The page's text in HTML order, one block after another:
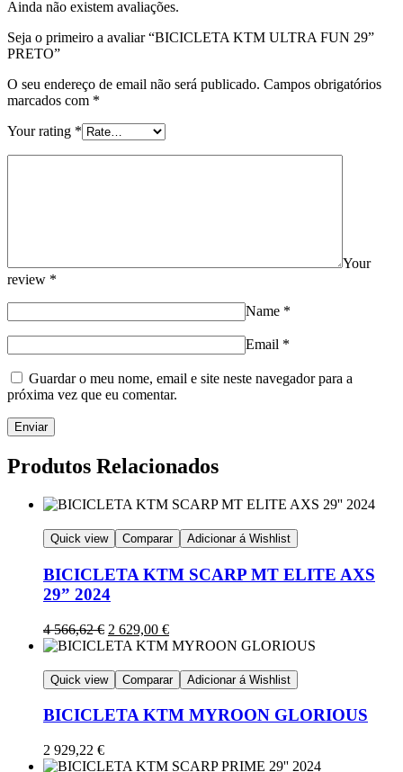
Ainda não existem avaliações.
Seja o primeiro a avaliar “BICICLETA KTM ULTRA FUN 29”
PRETO”
O seu endereço de email não será publicado. Campos obrigatórios
marcados com *
Your rating *
Your
review *
Name *
Email *
Guardar o meu nome, email e site neste navegador para a
próxima vez que eu comentar.
Produtos Relacionados
Quick view Comparar Adicionar á Wishlist
BICICLETA KTM SCARP MT ELITE AXS
29” 2024
4 566,62€ 2 629,00 €
Quick view Comparar Adicionar á Wishlist
BICICLETA KTM MYROON GLORIOUS
2 929,22 €